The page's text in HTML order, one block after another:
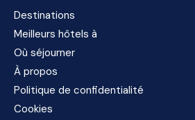
Destinations
Meilleurs hôtels à
Où séjourner
À propos
Politique de confidentialité
Cookies